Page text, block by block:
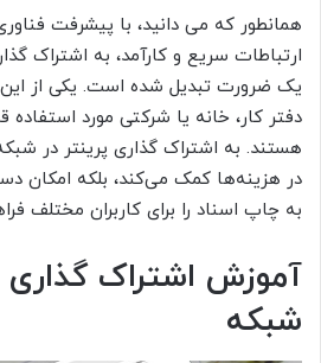
همانطور که می دانید، با پیشرفت
ارتباطات سریع و کارآمد، به اشتراک
یک ضرورت تبدیل شده است. یکی از
دفتر کار، خانه یا شرکتی مورد استفاده
هستند. به اشتراک گذاری پرینتر در
در هزینه‌ها کمک می‌کند، بلکه امکان
به چاپ اسناد را برای کاربران مختلف
آموزش اشتراک گذاری
شبکه